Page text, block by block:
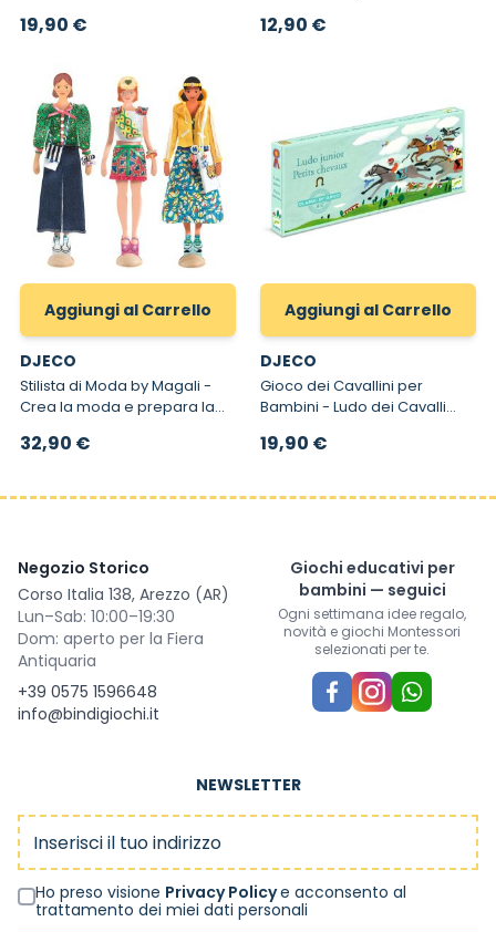
19,90 € 12,90 €
Aggiungi al Carrello
DJECO
Stilista di Moda by Magali -
Crea la moda e prepara la
32,90 €
Aggiungi al Carrello
DJECO
Gioco dei Cavallini per
Bambini - Ludo dei Cavalli
19,90 €
Negozio Storico
Corso Italia 138, Arezzo (AR)
Lun–Sab: 10:00–19:30
Dom: aperto per la Fiera
Antiquaria
+39 0575 1596648
info@bindigiochi.it
Giochi educativi per
bambini — seguici
Ogni settimana idee regalo,
novità e giochi Montessori
selezionati per te.
NEWSLETTER
Indirizzo email
Ho preso visione Privacy Policye acconsento al
trattamento dei miei dati personali